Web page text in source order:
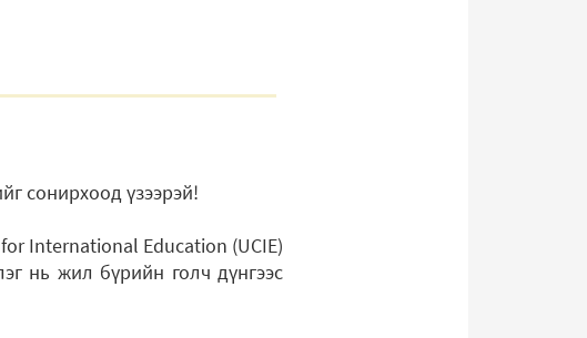
сонирхоод үзээрэй!
International Education (UCIE)
нь жил бүрийн голч дүнгээс